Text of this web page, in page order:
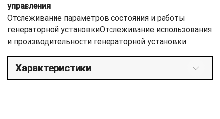
управления
Отслеживание параметров состояния и работы
генераторной установкиОтслеживание использования
и производительности генераторной установки
Характеристики